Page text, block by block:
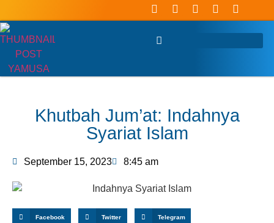
Khutbah Jum’at: Indahnya
Syariat Islam
September 15, 2023 8:45 am
Facebook Twitter Telegram